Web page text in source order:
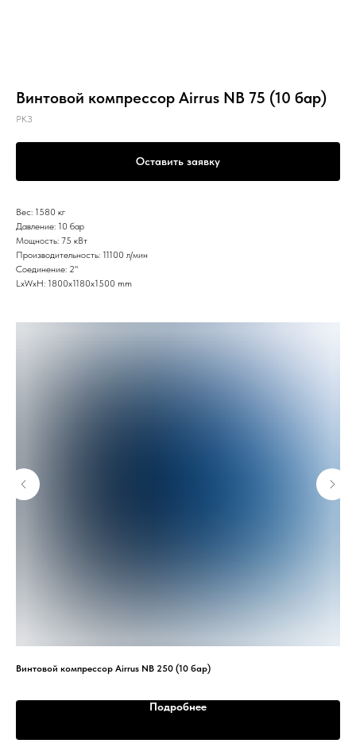
Винтовой компрессор Airrus NB 75 (10 бар)
РКЗ
Оставить заявку
Вес: 1580 кг
Давление: 10 бар
Мощность: 75 кВт
Производительность: 11100 л/мин
Соединение: 2"
LxWxH: 1800x1180x1500 mm
Винтовой компрессор Airrus NB 250 (10 бар)
Подробнее